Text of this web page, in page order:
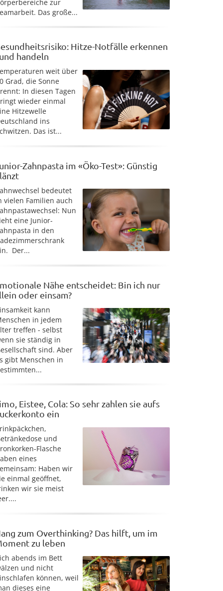
zur
Das große...
Hitze-Notfälle erkennen
handeln
weit über
Grad, die Sonne
In diesen Tagen
wieder einmal
Hitzewelle
ins
Das ist...
Zahnpasta im «Öko-Test»: Günstig
bedeutet
vielen Familien auch
Nun
eine Junior-
in den
Der...
Nähe entscheidet: Bin ich nur
oder einsam?
kann
in jedem
treffen - selbst
sie ständig in
sind. Aber
gibt Menschen in
Eistee, Cola: So sehr zahlen sie aufs
ein
und
Flasche
eines
Haben wir
einmal geöffnet,
wir sie meist
zum Overthinking? Das hilft, um im
zu leben
abends im Bett
und nicht
können, weil
dieses eine